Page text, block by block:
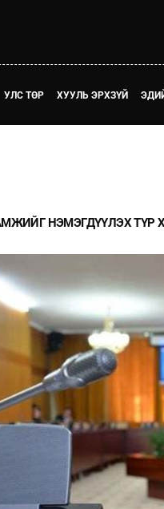
УЛС ТӨР ХУУЛЬ ЭРХЗҮЙ
НЭМЭГДҮҮЛЭХ ТҮР